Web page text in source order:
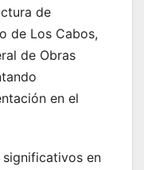
de
de Los Cabos,
de Obras
en el
significativos en